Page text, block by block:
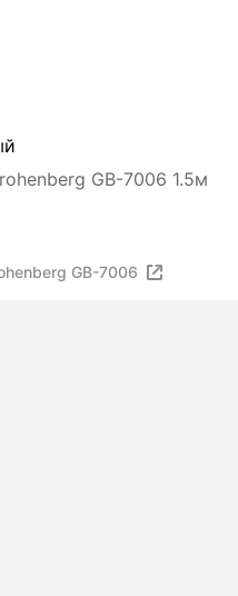
GB-7006 1.5м
GB-7006